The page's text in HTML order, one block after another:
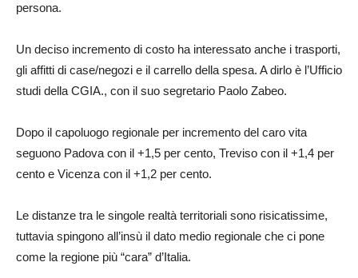
persona.
Un deciso incremento di costo ha interessato anche i trasporti,
gli affitti di case/negozi e il carrello della spesa. A dirlo è l’Ufficio
studi della CGIA., con il suo segretario Paolo Zabeo.
Dopo il capoluogo regionale per incremento del caro vita
seguono Padova con il +1,5 per cento, Treviso con il +1,4 per
cento e Vicenza con il +1,2 per cento.
Le distanze tra le singole realtà territoriali sono risicatissime,
tuttavia spingono all’insù il dato medio regionale che ci pone
come la regione più “cara” d’Italia.